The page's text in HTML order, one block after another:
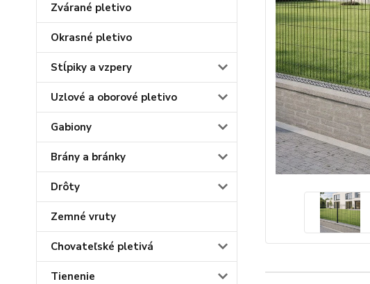
Zvárané pletivo
Okrasné pletivo
Stĺpiky a vzpery
Uzlové a oborové pletivo
Gabiony
Brány a bránky
Drôty
Zemné vruty
Chovateľské pletivá
Tienenie